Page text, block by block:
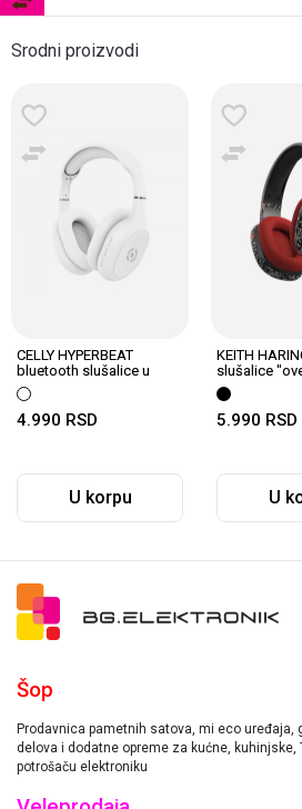
Srodni proizvodi
CELLY HYPERBEAT
bluetooth slušalice u
BELOJ boji
4.990 RSD
U korpu
KEITH
slušalice
head/preko
5.990 RSD
U
Šop
Prodavnica pametnih satova, mi eco uređaja,
delova i dodatne opreme za kućne, kuhinjske,
potrošaču elektroniku